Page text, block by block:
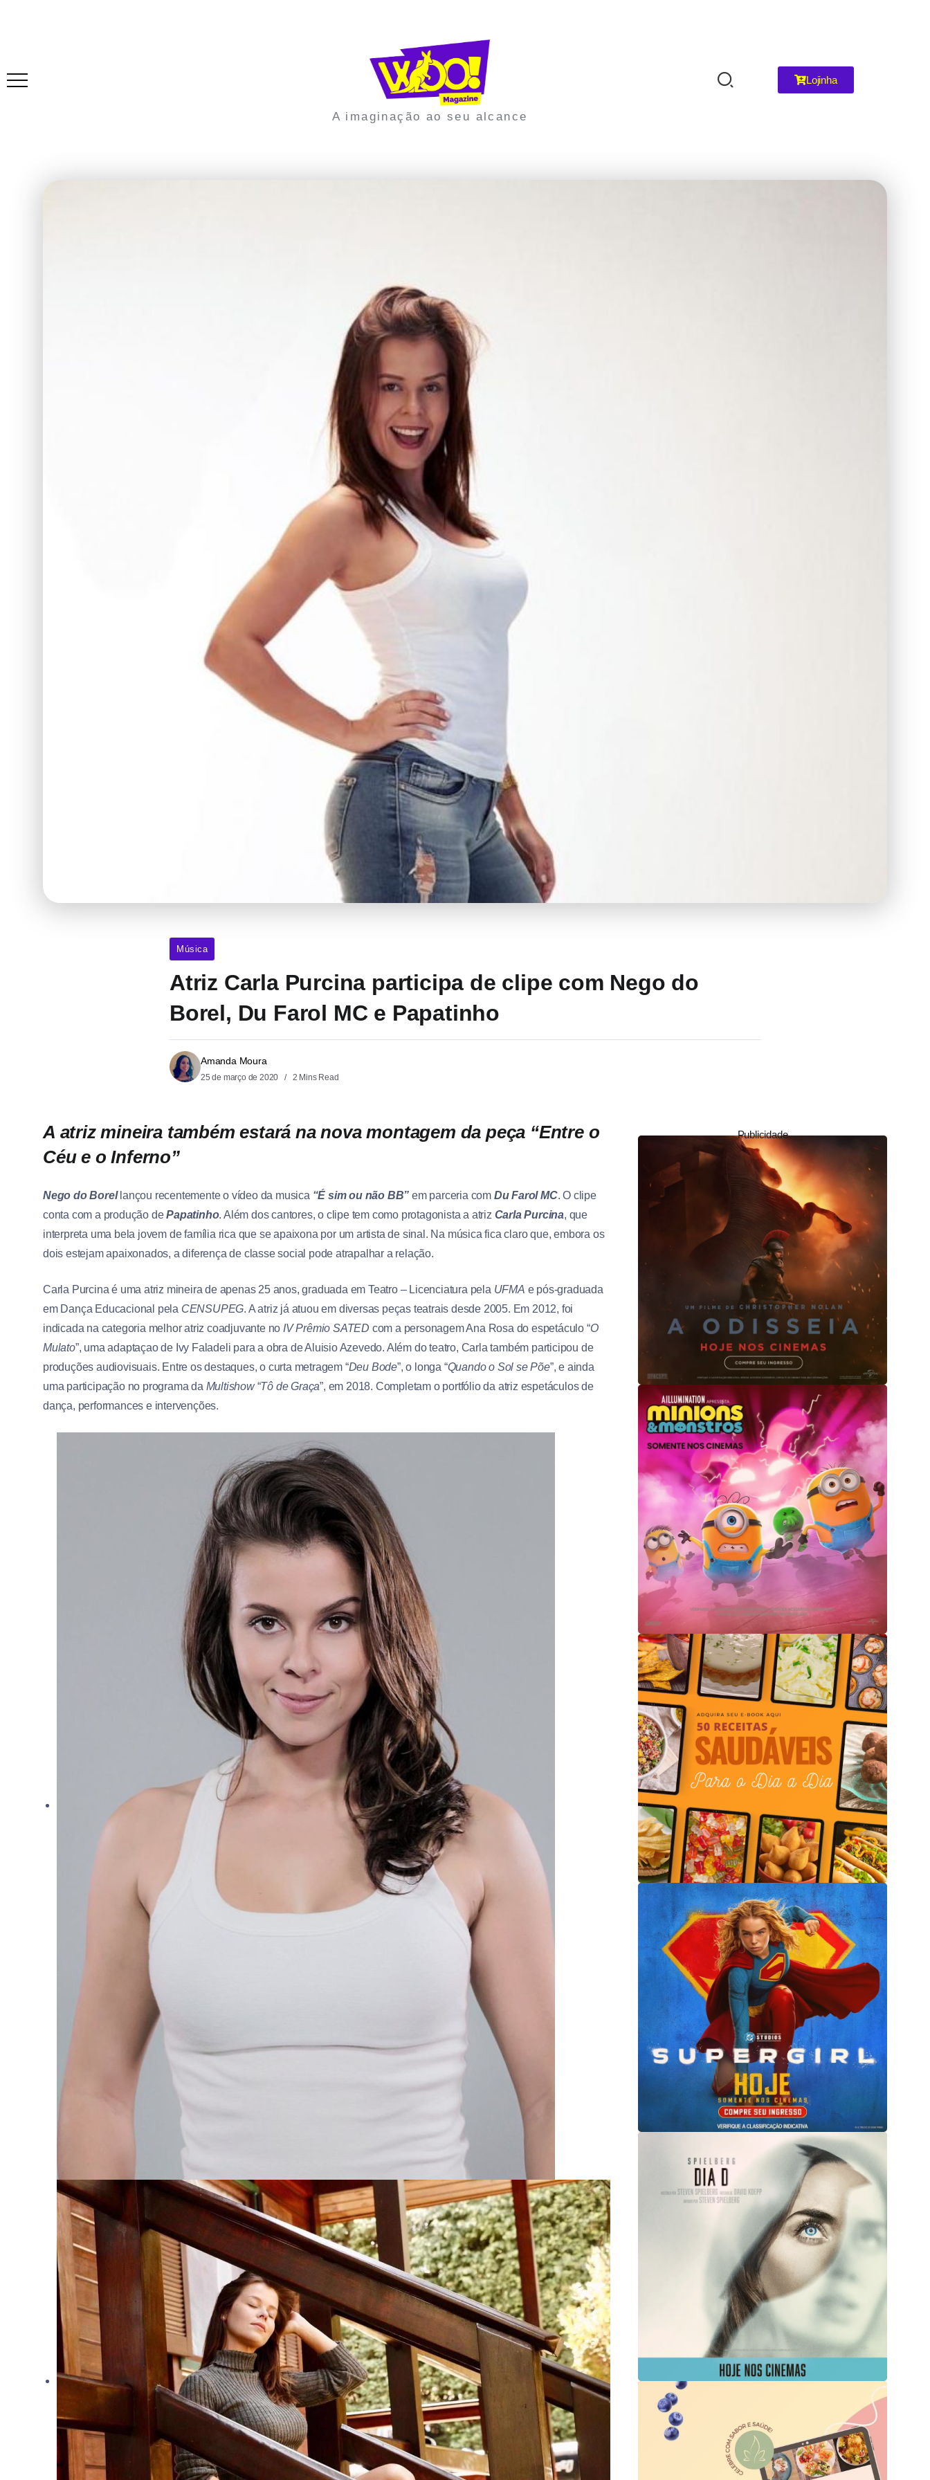
A imaginação ao seu alcance
Lojinha
Música
Atriz Carla Purcina participa de clipe com Nego do
Borel, Du Farol MC e Papatinho
Amanda Moura
25 de março de 2020 2 Mins Read
A atriz mineira também estará na nova montagem da peça “Entre o
Céu e o Inferno”
Nego do Borellançou recentemente o vídeo da musica “É sim ou não BB”em parceria com Du Farol MC. O clipe
conta com a produção dePapatinho. Além dos cantores, o clipe tem como protagonista a atriz Carla Purcina, que
interpreta uma bela jovem de família rica que se apaixona por um artista de sinal. Na música fica claro que, embora os
dois estejam apaixonados, a diferença de classe social pode atrapalhar a relação.
Carla Purcina é uma atriz mineira de apenas 25 anos, graduada em Teatro – Licenciatura pela UFMA e pós-graduada
em Dança Educacional pela CENSUPEG. A atriz já atuou em diversas peças teatrais desde 2005. Em 2012, foi
indicada na categoria melhor atriz coadjuvante no IV Prêmio SATED com a personagem Ana Rosa do espetáculo “O
Mulato”, uma adaptaçao de Ivy Faladeli para a obra de Aluisio Azevedo. Além do teatro, Carla também participou de
produções audiovisuais. Entre os destaques, o curta metragem “Deu Bode”, o longa “Quando o Sol se Põe”, e ainda
uma participação no programa da Multishow“Tô de Graça”, em 2018. Completam o portfólio da atriz espetáculos de
dança, performances e intervenções.
Publicidade